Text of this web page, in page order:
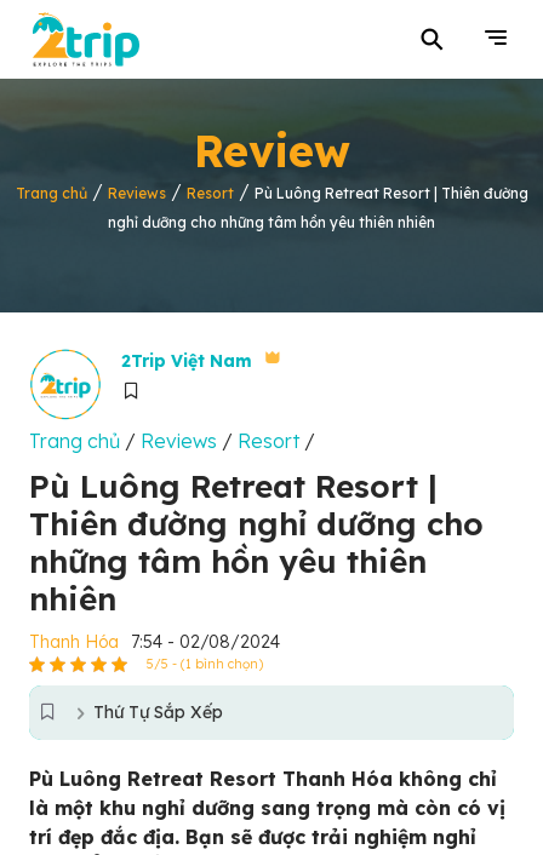
⚲
Review
Trang chủ/ Reviews/ Resort/ Pù Luông Retreat Resort | Thiên đường
nghỉ dưỡng cho những tâm hồn yêu thiên nhiên
2Trip Việt Nam
Trang chủ / Reviews / Resort/
Pù Luông Retreat Resort |
Thiên đường nghỉ dưỡng cho
những tâm hồn yêu thiên
nhiên
Thanh Hóa 7:54 - 02/08/2024
5/5 - (1 bình chọn)
Thứ Tự Sắp Xếp
Pù Luông Retreat Resort Thanh Hóa không chỉ
là một khu nghỉ dưỡng sang trọng mà còn có vị
trí đẹp đắc địa. Bạn sẽ được trải nghiệm nghỉ